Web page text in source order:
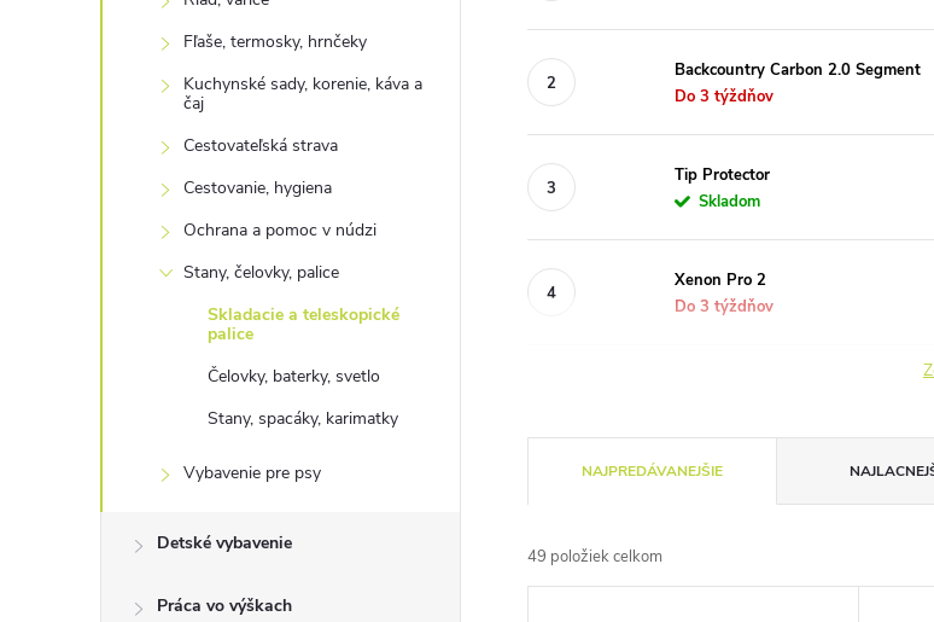
Fľaše, termosky, hrnčeky
Kuchynské sady, korenie, káva a
čaj
Cestovateľská strava
Cestovanie, hygiena
Ochrana a pomoc v núdzi
Stany, čelovky, palice
Skladacie a teleskopické
palice
Čelovky, baterky, svetlo
Stany, spacáky, karimatky
Vybavenie pre psy
Detské vybavenie
Práca vo výškach
Backcountry Carbon 2.0 Segment
Do 3 týždňov
Tip Protector
Skladom
Xenon Pro 2
Do 3 týždňov
a
d
NAJPREDÁVANEJŠIE
49 položiek celkom